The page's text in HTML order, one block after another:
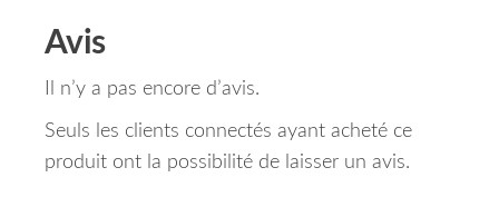
Avis
Il n’y a pas encore d’avis.
Seuls les clients connectés ayant acheté ce
produit ont la possibilité de laisser un avis.